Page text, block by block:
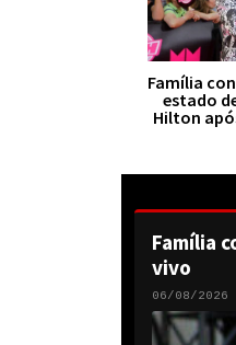
Família
estado
Hilton
Família
vivo
06/08/2026